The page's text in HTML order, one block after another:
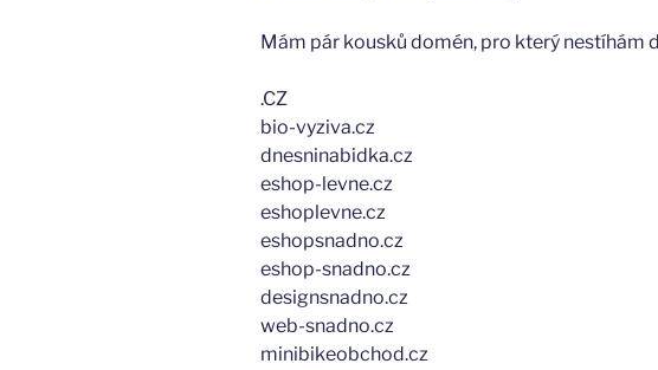
Mám pár kousků domén, pro který nestíhám
.CZ
bio-vyziva.cz
dnesninabidka.cz
eshop-levne.cz
eshoplevne.cz
eshopsnadno.cz
eshop-snadno.cz
designsnadno.cz
web-snadno.cz
minibikeobchod.cz